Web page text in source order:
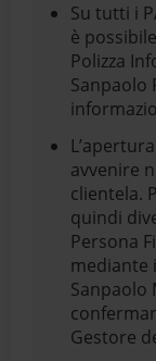
Su tutti i
è
Polizza
Sanpaolo
avvenire
clientela.
quindi
Persona
mediante
Sanpaolo
Gestore